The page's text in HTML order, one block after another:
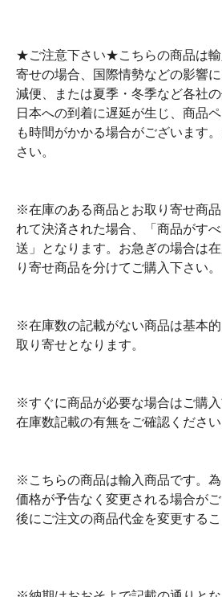
★ご注意下さい★こちらの商品は輸
寄せの場合、国際情勢などの影響
減便、または夏季・冬季など各社の
日本への到着に遅延が生じ、商品
も時間がかかる場合がございます
さい。
※在庫のある商品とお取り寄せ商
れて決済された場合、「商品がす
送」となります。お急ぎの場合は
り寄せ商品を分けてご購入下さい。
※在庫数の記載がない商品は基本
取り寄せとなります。
※すぐに商品が必要な場合はご購
在庫数記載の有無をご確認ください
※こちらの商品は輸入商品です。
価格が予告なく変更される場合が
後にご注文の商品代金を変更するこ